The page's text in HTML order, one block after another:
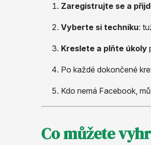
Zaregistrujte se a
Vyberte si techniku:
Kreslete a plňte úkoly
Po každé dokončené
Kdo nemá Facebook,
Co můžete